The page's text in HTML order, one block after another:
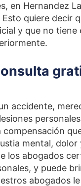
en Hernandez
quiere decir
y que no tiene
accidente,
mental,
los abogados
y puede
abogados